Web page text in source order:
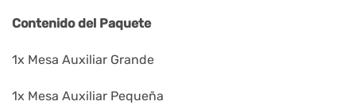
Contenido del Paquete
1x Mesa Auxiliar Grande
1x Mesa Auxiliar Pequeña